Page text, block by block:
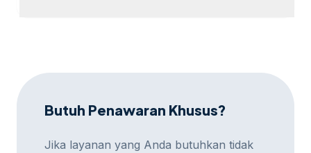
Butuh Penawaran Khusus?
Jika layanan yang Anda butuhkan tidak